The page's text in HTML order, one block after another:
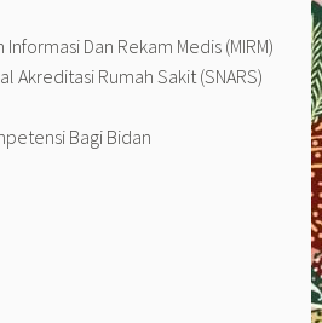
Dan Rekam Medis (MIRM)
Akreditasi Rumah Sakit (SNARS)
Bagi Bidan